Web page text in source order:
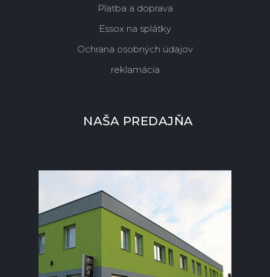
Platba a doprava
Essox na splátky
Ochrana osobných údajov
reklamácia
NAŠA PREDAJŇA